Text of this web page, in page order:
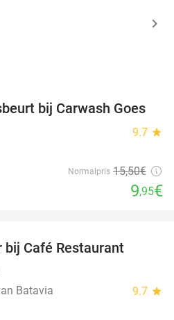
36%
bij Carwash Goes
9.7 star
Normalpris 15,50€
9,95€
Café Restaurant
Batavia 9.7 star